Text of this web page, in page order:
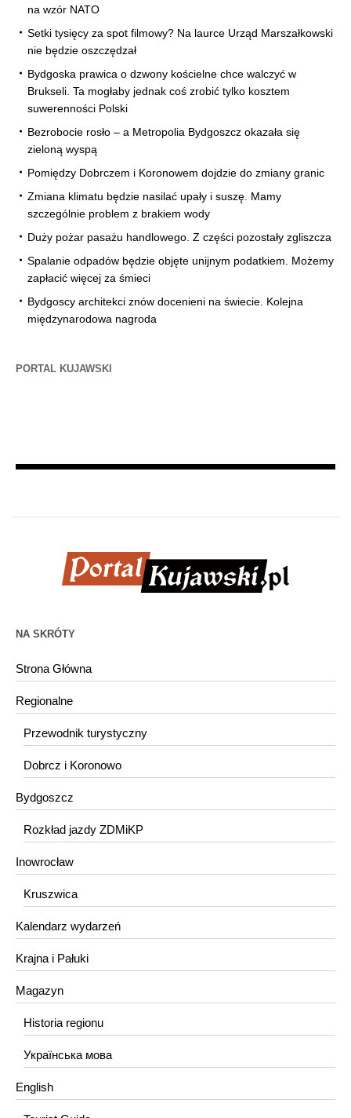
na wzór NATO
Setki tysięcy za spot filmowy? Na laurce Urząd Marszałkowski
nie będzie oszczędzał
Bydgoska prawica o dzwony kościelne chce walczyć w
Brukseli. Ta mogłaby jednak coś zrobić tylko kosztem
suwerenności Polski
Bezrobocie rosło – a Metropolia Bydgoszcz okazała się
zieloną wyspą
Pomiędzy Dobrczem i Koronowem dojdzie do zmiany granic
Zmiana klimatu będzie nasilać upały i suszę. Mamy
szczególnie problem z brakiem wody
Duży pożar pasażu handlowego. Z części pozostały zgliszcza
Spalanie odpadów będzie objęte unijnym podatkiem. Możemy
zapłacić więcej za śmieci
Bydgoscy architekci znów docenieni na świecie. Kolejna
międzynarodowa nagroda
PORTAL KUJAWSKI
NA SKRÓTY
Strona Główna
Regionalne
Przewodnik turystyczny
Dobrcz i Koronowo
Bydgoszcz
Rozkład jazdy ZDMiKP
Inowrocław
Kruszwica
Kalendarz wydarzeń
Krajna i Pałuki
Magazyn
Historia regionu
Українська мова
English